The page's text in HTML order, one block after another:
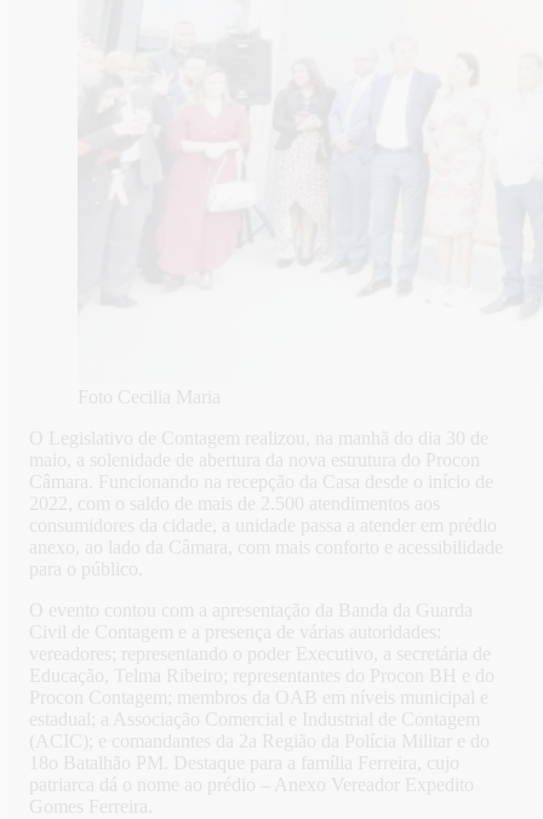
Foto Cecilia Maria
O Legislativo de Contagem realizou, na manhã do dia 30 de
maio, a solenidade de abertura da nova estrutura do Procon
Câmara. Funcionando na recepção da Casa desde o início de
2022, com o saldo de mais de 2.500 atendimentos aos
consumidores da cidade, a unidade passa a atender em prédio
anexo, ao lado da Câmara, com mais conforto e acessibilidade
para o público.
O evento contou com a apresentação da Banda da Guarda
Civil de Contagem e a presença de várias autoridades:
vereadores; representando o poder Executivo, a secretária de
Educação, Telma Ribeiro; representantes do Procon BH e do
Procon Contagem; membros da OAB em níveis municipal e
estadual; a Associação Comercial e Industrial de Contagem
(ACIC); e comandantes da 2a Região da Polícia Militar e do
18o Batalhão PM. Destaque para a família Ferreira, cujo
patriarca dá o nome ao prédio – Anexo Vereador Expedito
Gomes Ferreira.